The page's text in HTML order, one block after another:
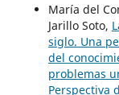
María del
Jarillo Soto,
siglo. Una
del
problemas
Perspectiva